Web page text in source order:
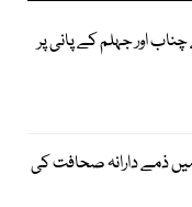
اور جہلم کے پانی پر
ذمے دارانہ صحافت کی